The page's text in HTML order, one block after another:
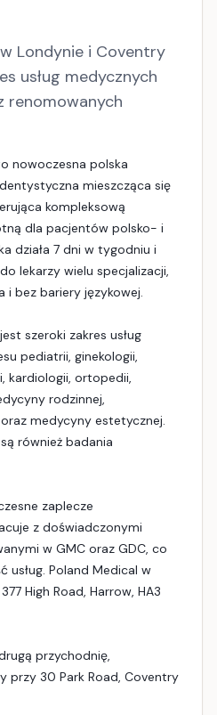
Londynie i Coventry
usług medycznych
renomowanych
nowoczesna polska
mieszcząca się
kompleksową
dla pacjentów polsko- i
działa 7 dni w tygodniu i
lekarzy wielu specjalizacji,
i bez bariery językowej.
szeroki zakres usług
pediatrii, ginekologii,
kardiologii, ortopedii,
rodzinnej,
medycyny estetycznej.
również badania
zaplecze
z doświadczonymi
w GMC oraz GDC, co
usług. Poland Medical w
High Road, Harrow, HA3
przychodnię,
przy 30 Park Road, Coventry